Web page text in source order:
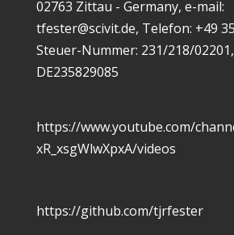
02763 Zittau - Germany, e-mail:
tfester@scivit.de, Telefon: +49
Steuer-Nummer: 231/218/
DE235829085
https://www.youtube.com/
xR_xsgWlwXpxA/videos
https://github.com/tjrfester